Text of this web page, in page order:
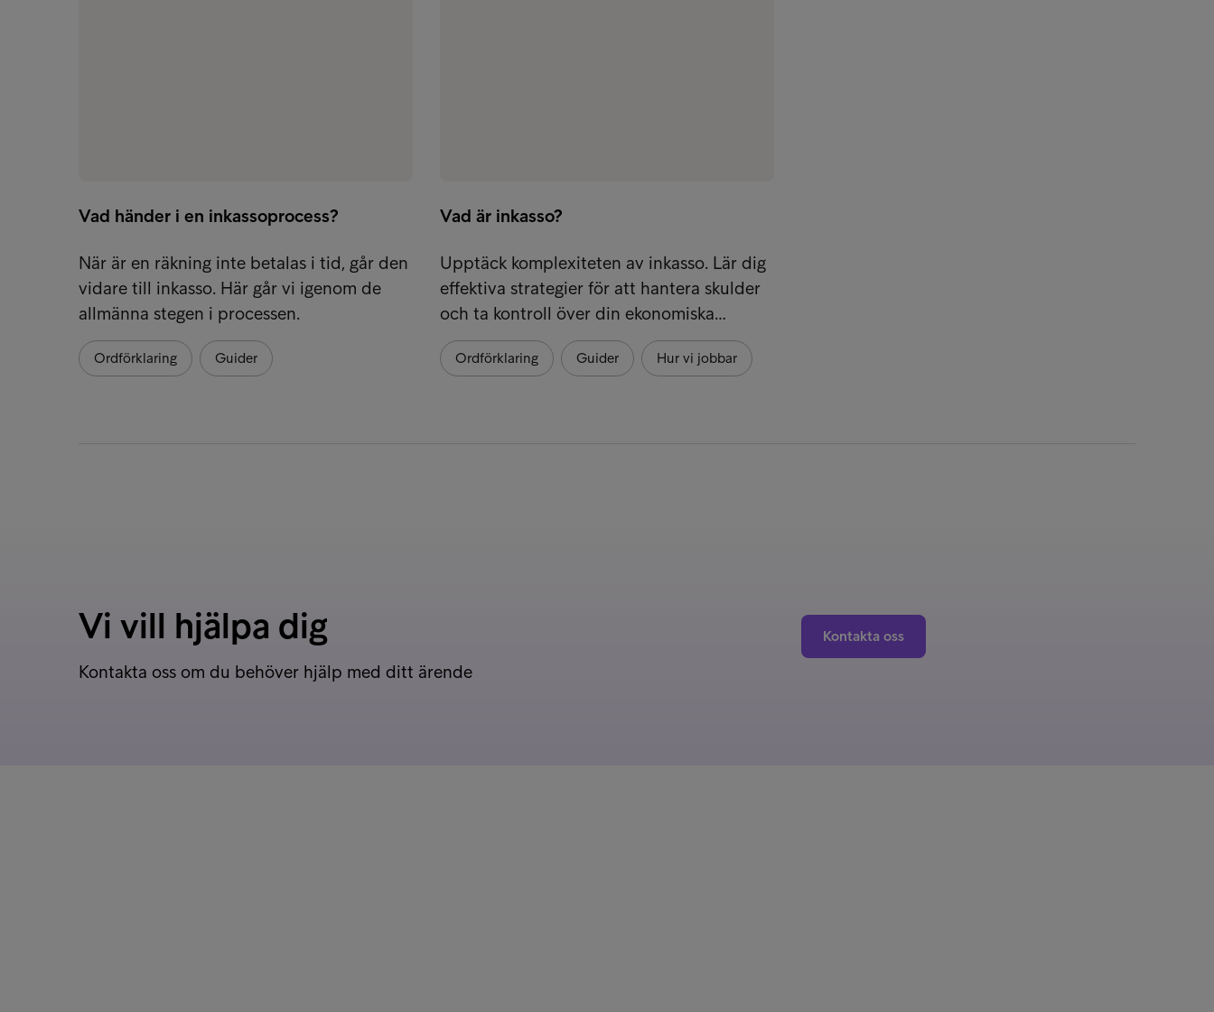
Vad händer i en inkassoprocess?
När är en räkning inte betalas i tid, går den
vidare till inkasso. Här går vi igenom de
allmänna stegen i processen.
Ordförklaring Guider
Vad är inkasso?
Upptäck komplexiteten av inkasso. Lär dig
effektiva strategier för att hantera skulder
och ta kontroll över din ekonomiska…
Ordförklaring Guider Hur vi jobbar
Vi vill hjälpa dig
Kontakta oss om du behöver hjälp med ditt ärende
Kontakta oss